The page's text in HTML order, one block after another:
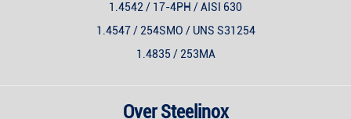
1.4542 / 17-4PH / AISI 630
1.4547 / 254SMO / UNS S31254
1.4835 / 253MA
Over Steelinox